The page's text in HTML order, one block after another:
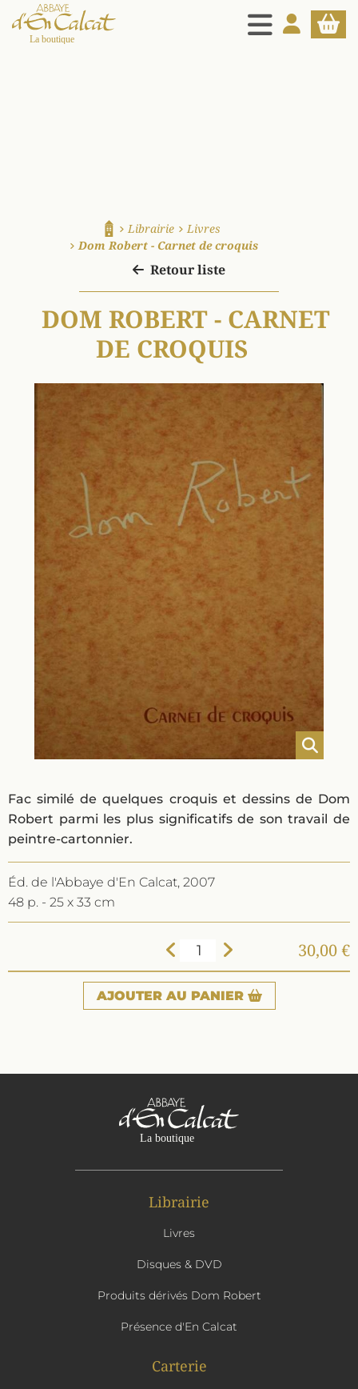
MENU
MON PANIER
Accueil
Librairie
Livres
Dom Robert - Carnet de croquis
Retour liste
DOM ROBERT - CARNET
DE CROQUIS
Fac similé de quelques croquis et dessins de Dom
Robert parmi les plus significatifs de son travail de
peintre-cartonnier.
Éd. de l'Abbaye d'En Calcat, 2007
48 p. - 25 x 33 cm
30,00 €
AJOUTER AU PANIER
Librairie
Livres
Disques & DVD
Produits dérivés Dom Robert
Présence d'En Calcat
Carterie